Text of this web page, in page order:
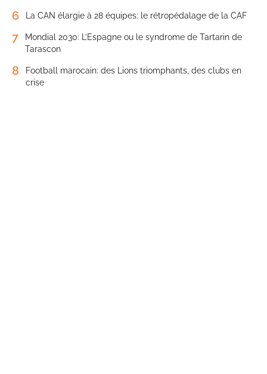
6 La CAN élargie à 28 équipes: le rétropédalage de la CAF
7
Mondial 2030: L’Espagne ou le syndrome de Tartarin de
Tarascon
8
Football marocain: des Lions triomphants, des clubs en
crise